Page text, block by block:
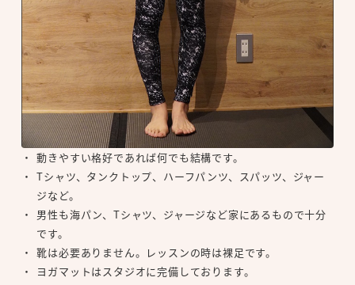
動きやすい格好であれば何でも結構です。
Tシャツ、タンクトップ、ハーフパンツ、スパッツ、ジャー
ジなど。
男性も海パン、Tシャツ、ジャージなど家にあるもので十分
です。
靴は必要ありません。レッスンの時は裸足です。
ヨガマットはスタジオに完備しております。